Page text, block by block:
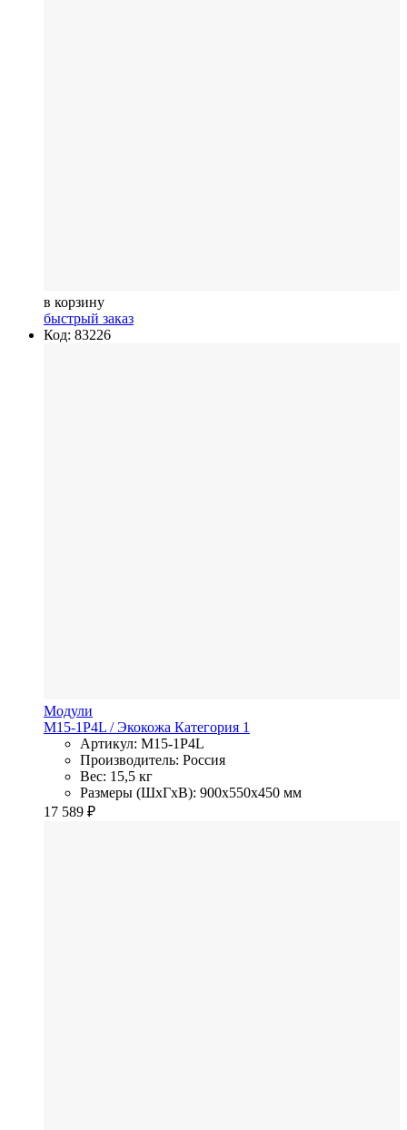
в корзину
быстрый заказ
Код: 83226
Модули
M15-1P4L / Экокожа Категория 1
Артикул: M15-1P4L
Производитель: Россия
Вес: 15,5 кг
Размеры (ШхГхВ): 900x550x450 мм
17 589 ₽